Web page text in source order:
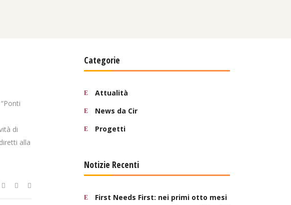
di
alla
Categorie
Attualità
News da Cir
Progetti
Notizie Recenti
First Needs First: nei primi otto mesi